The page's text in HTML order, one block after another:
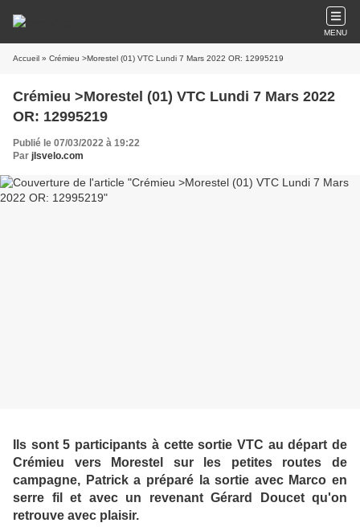
MENU
Accueil » Crémieu >Morestel (01) VTC Lundi 7 Mars 2022 OR: 12995219
Crémieu >Morestel (01) VTC Lundi 7 Mars 2022
OR: 12995219
Publié le 07/03/2022 à 19:22
Par jlsvelo.com
Ils sont 5 participants à cette sortie VTC au départ de
Crémieu vers Morestel sur les petites routes de
campagne, Patrick a préparé la sortie avec Marco en
serre fil et avec un revenant Gérard Doucet qu'on
retrouve avec plaisir.